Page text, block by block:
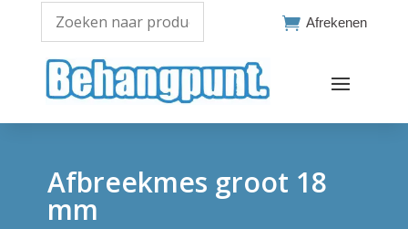
 Afrekenen
Afbreekmes groot 18
mm